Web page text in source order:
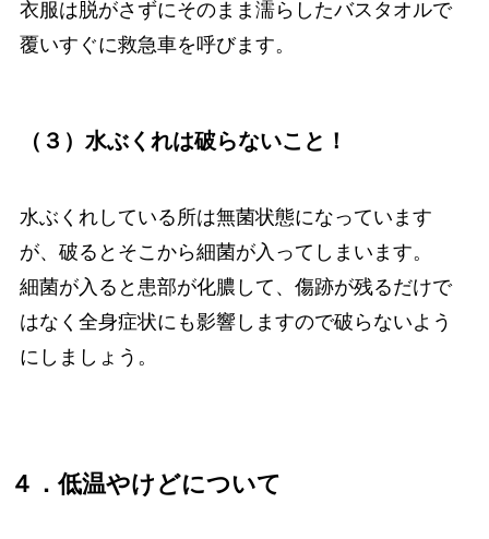
衣服は脱がさずにそのまま濡らしたバスタオルで
覆いすぐに救急車を呼びます。
（３）水ぶくれは破らないこと！
水ぶくれしている所は無菌状態になっています
が、破るとそこから細菌が入ってしまいます。
細菌が入ると患部が化膿して、傷跡が残るだけで
はなく全身症状にも影響しますので破らないよう
にしましょう。
４．低温やけどについて